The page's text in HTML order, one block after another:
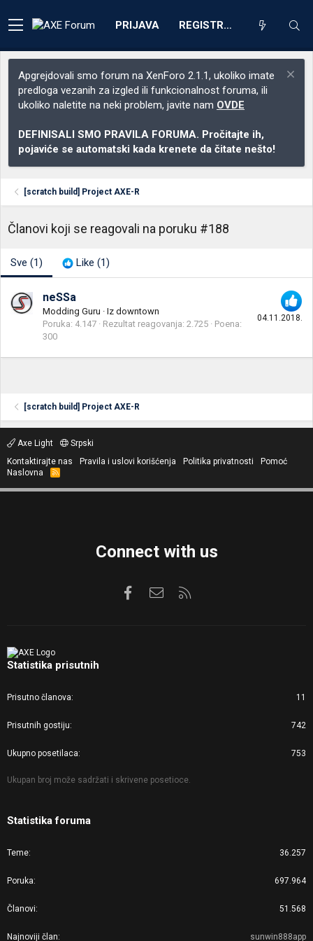
PRIJAVA REGISTRACIJA
Apgrejdovali smo forum na XenForo 2.1.1, ukoliko imate
predloga vezanih za izgled ili funkcionalnost foruma, ili
ukoliko naletite na neki problem, javite nam OVDE
DEFINISALI SMO PRAVILA FORUMA. Pročitajte ih,
pojaviće se automatski kada krenete da čitate nešto!
[scratch build] Project AXE-R
Članovi koji se reagovali na poruku #188
Sve (1) Like (1)
04.11.2018.
neSSa
Modding Guru · Iz downtown
Poruka 4.147 Rezultat reagovanja 2.725
Poena
300
[scratch build] Project AXE-R
Axe Light
Srpski
Kontaktirajte nas
Pravila i uslovi korišćenja Politika privatnosti
Pomoć
Naslovna
R
S
Connect with us
FacebookKontaktirajte nas
Statistika prisutnih
Prisutno članova 11
Prisutnih gostiju 742
Ukupno posetilaca 753
Ukupan broj može sadržati i skrivene posetioce.
Statistika foruma
Teme 36.257
Poruka 697.964
Članovi 51.568
Najnoviji član sunwin888app